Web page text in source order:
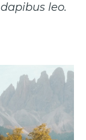
leo.